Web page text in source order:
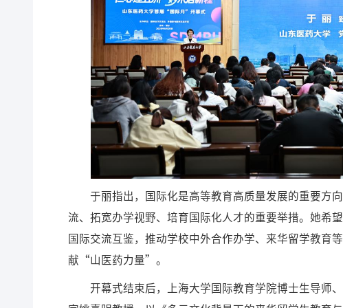
于丽指出，国际化是高等教育高质量发展的重要
流、拓宽办学视野、培育国际化人才的重要举措。她希
国际交流互鉴，推动学校中外合作办学、来华留学教育
献“山医药力量”。
开幕式结束后，上海大学国际教育学院博士生导师